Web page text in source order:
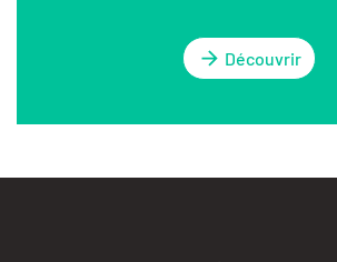
Découvrir